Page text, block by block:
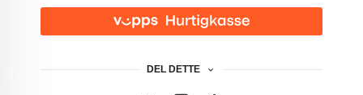
DEL DETTE